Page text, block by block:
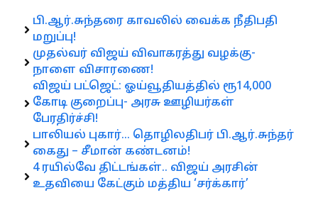
பி.ஆர்.சுந்தரை காவலில் வைக்க நீதிபதி
மறுப்பு!
முதல்வர் விஜய் விவாகரத்து வழக்கு-
நாளை விசாரணை!
விஜய் பட்ஜெட்: ஓய்வூதியத்தில் ரூ14,000
கோடி குறைப்பு- அரசு ஊழியர்கள்
பேரதிர்ச்சி!
பாலியல் புகார்… தொழிலதிபர் பி.ஆர்.சுந்தர்
கைது – சீமான் கண்டனம்!
4 ரயில்வே திட்டங்கள்.. விஜய் அரசின்
உதவியை கேட்கும் மத்திய ‘சர்க்கார்’